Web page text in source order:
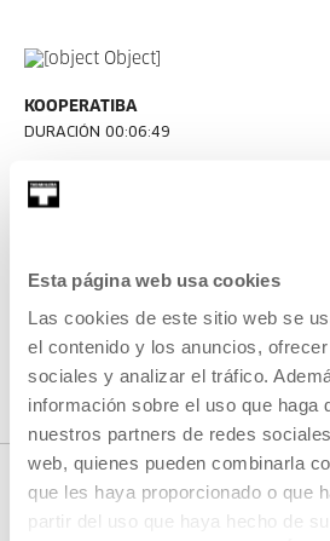
Esta página web usa cookies
Las cookies de este sitio web se
el contenido y los anuncios,
sociales y analizar el tráfico.
información sobre el uso que haga
nuestros partners de redes
web, quienes pueden combinarla
que les haya proporcionado o que
partir del uso que haya hecho de
KOOPERATIBA
DURACIÓN 00:06:49
Entrevista a Taxio Ardanaz
VER
VER TODO EL CONTENIDO